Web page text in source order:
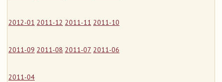
2012-01 2011-12 2011-11 2011-10
2011-09 2011-08 2011-07 2011-06
2011-04